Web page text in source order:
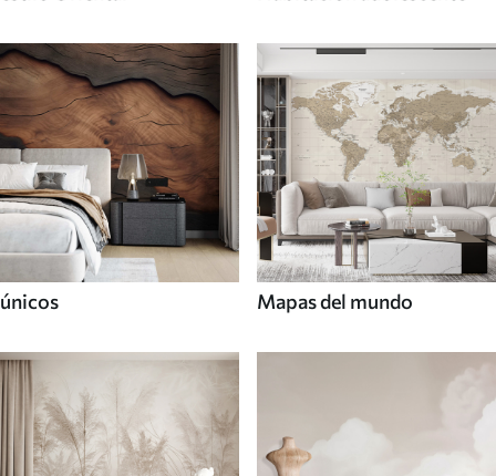
únicos Mapas del mundo